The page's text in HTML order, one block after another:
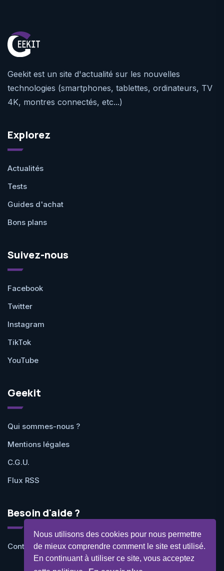
Nous utilisons des cookies pour nous permettre
de mieux comprendre comment le site est utilisé.
En continuant à utiliser ce site, vous acceptez
Geekit est un site d'actualité sur les nouvelles
technologies (smartphones, tablettes, ordinateurs, TV
4K, montres connectés, etc...)
Explorez
Actualités
Tests
Guides d'achat
Bons plans
Suivez-nous
Facebook
Twitter
Instagram
TikTok
YouTube
Geekit
Qui sommes-nous ?
Mentions légales
C.G.U.
Flux RSS
Besoin d'aide ?
Contactez-nous